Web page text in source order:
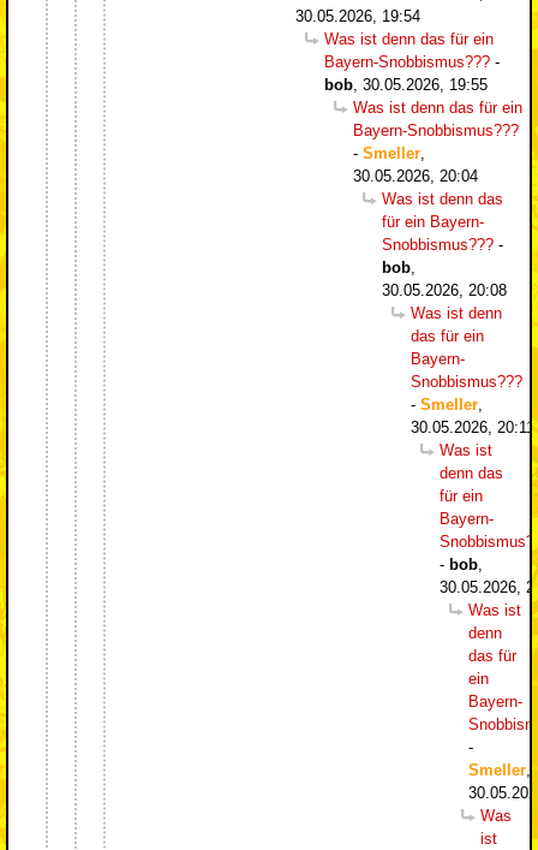
30.05.2026, 19:54
Was ist denn das für ein
Bayern-Snobbismus??? -
bob 30.05.2026, 19:55
Was ist denn das für ein
Bayern-Snobbismus???
- Smeller
30.05.2026, 20:04
Was ist denn das
für ein Bayern-
Snobbismus??? -
bob
30.05.2026, 20:08
Was ist denn
das für ein
Bayern-
Snobbismus???
- Smeller
30.05.2026, 20:11
Was ist
denn das
für ein
Bayern-
- bob
30.05.2026,
Was ist
denn
das für
ein
Bayern-
-
Smeller
Was
ist